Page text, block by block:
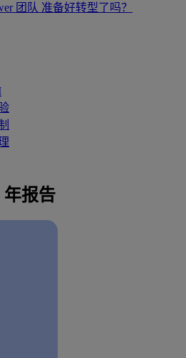
团队 准备好转型了吗？
年报告